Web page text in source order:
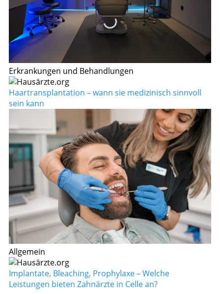
Erkrankungen und Behandlungen
Haartransplantation – wann sie medizinisch sinnvoll
sein kann
Allgemein
Implantate, Bleaching, Prophylaxe – Welche
Leistungen bieten Zahnärzte in Celle an?